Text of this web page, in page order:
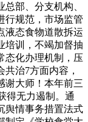
部、分支机构、
行规范，市场监管
液态食物道散拆运
培训，不竭加督抽
态化办理机制，压
治7方面内容，
谢大师！本年前三
得无力遏制。通
舆情事务措置法式